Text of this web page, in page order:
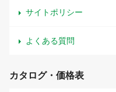
サイトポリシー
よくある質問
カタログ・価格表